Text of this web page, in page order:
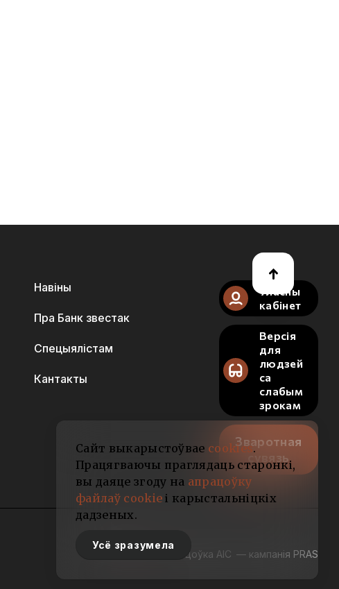
Навіны
Пра Банк звестак
Спецыялістам
Кантакты
Уласны
кабінет
Версія
для
людзей
са
слабым
зрокам
Зваротная
сувязь
Распрацоўка АІС — кампанія PRAS
Сайт выкарыстоўвае cookies.
Працягваючы праглядаць старонкі,
вы даяце згоду на апрацоўку
файлаў cookie і карыстальніцкіх
дадзеных.
Усё зразумела